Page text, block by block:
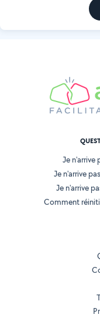
Je n'arrive
Je n'arrive
Je n'arrive
Comment